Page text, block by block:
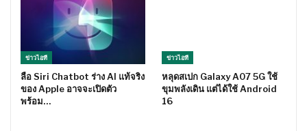
ข่าวไอที
ลือ Siri Chatbot ร่าง AI แท้จริง
ของ Apple อาจจะเปิดตัว
พร้อม…
ข่าวไอที
หลุดสเปก Galaxy A07 5G ใช้
ขุมพลังเดิน แต่ได้ใช้ Android
16